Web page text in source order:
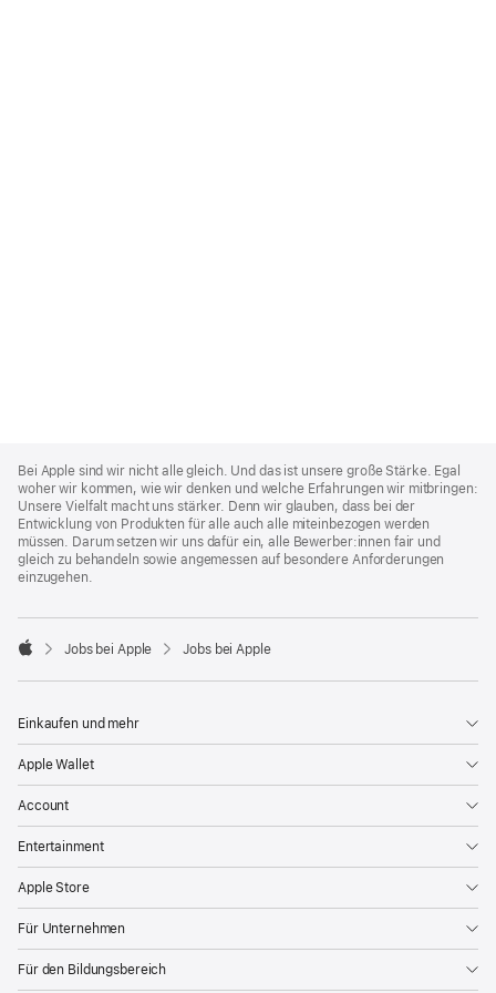
Footer
Bei Apple sind wir nicht alle gleich. Und das ist unsere große Stärke. Egal
woher wir kommen, wie wir denken und welche Erfahrungen wir mitbringen:
Unsere Vielfalt macht uns stärker. Denn wir glauben, dass bei der
Entwicklung von Produkten für alle auch alle miteinbezogen werden
müssen. Darum setzen wir uns dafür ein, alle Bewerber:innen fair und
gleich zu behandeln sowie angemessen auf besondere Anforderungen
einzugehen.

Jobs bei Apple Jobs bei Apple
Einkaufen und mehr
Apple Wallet
Account
Entertainment
Apple Store
Für Unternehmen
Für den Bildungsbereich